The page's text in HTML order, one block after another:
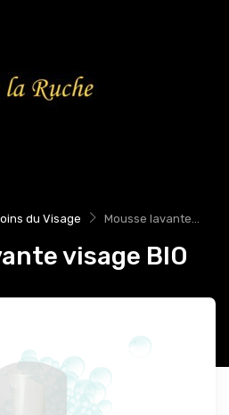
du Visage Mousse lavante...
visage BIO